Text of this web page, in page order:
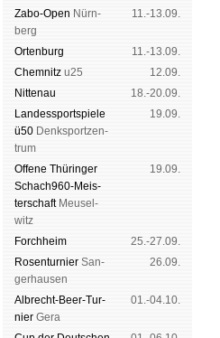
Zabo-Open Nürn­
berg
11.-13.09.
Orten­burg
11.-13.09.
Chem­nitz u25
12.09.
Nitte­nau
18.-20.09.
Landes­sport­spiele
ü50 Denk­sport­zen­
trum
19.09.
Offene Thü­rin­ger
Schach960-Meis­
ter­schaftMeu­sel­
witz
19.09.
Forch­heim
25.-27.09.
Rosen­tur­nier San­
ger­hau­sen
26.09.
Albrecht-Beer-Tur­
nier Ge­ra
01.-04.10.